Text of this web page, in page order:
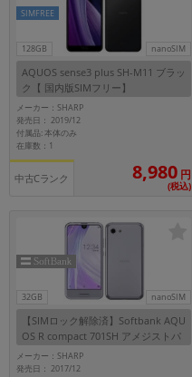
128GB nanoSIM
SIMFREE
AQUOS sense3 plus SH-M11 ブラッ
ク【 国内版SIMフリー】
メーカー：SHARP
発売日： 2019/12
付属品: 本体のみ
在庫数：1
中古Cランク 8,980 円
(税込)
32GB nanoSIM
【SIMロック解除済】Softbank AQU
OS R compact 701SH アメジストパ
ープル
メーカー：SHARP
発売日： 2017/12